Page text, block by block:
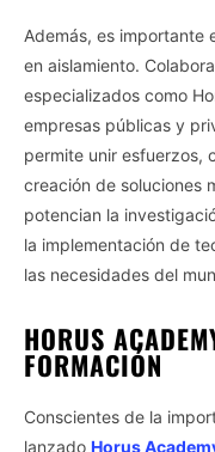
Además, es importante
en aislamiento.
especializados como
empresas públicas y
permite unir esfuerzos,
creación de soluciones
potencian la
la implementación de
las necesidades del
HORUS
FORMACIÓN
Conscientes de la
lanzado Horus